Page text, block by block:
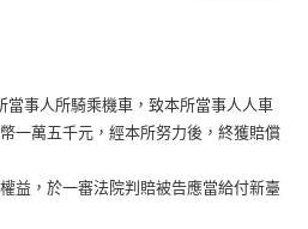
當事人所騎乘機車，致本所當事人人車
一萬五千元，經本所努力後，終獲賠償
益，於一審法院判賠被告應當給付新臺